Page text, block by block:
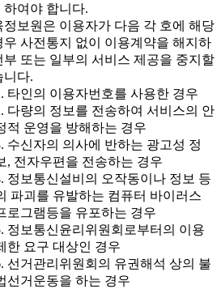
하여야 합니다.
보원은 이용자가 다음 각 호에 해당
우 사전통지 없이 이용계약을 해지하
부 또는 일부의 서비스 제공을 중지할
니다.
타인의 이용자번호를 사용한 경우
다량의 정보를 전송하여 서비스의 안
적 운영을 방해하는 경우
수신자의 의사에 반하는 광고성 정
, 전자우편을 전송하는 경우
정보통신설비의 오작동이나 정보 등
파괴를 유발하는 컴퓨터 바이러스
로그램등을 유포하는 경우
정보통신윤리위원회로부터의 이용
한 요구 대상인 경우
선거관리위원회의 유권해석 상의 불
선거운동을 하는 경우